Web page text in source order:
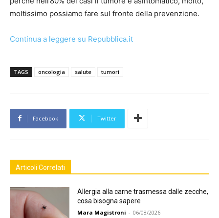
moltissimo possiamo fare sul fronte della prevenzione.
Continua a leggere su Repubblica.it
TAGS oncologia salute tumori
Facebook Twitter
Articoli Correlati
Allergia alla carne trasmessa dalle zecche,
cosa bisogna sapere
Mara Magistroni - 06/08/2026